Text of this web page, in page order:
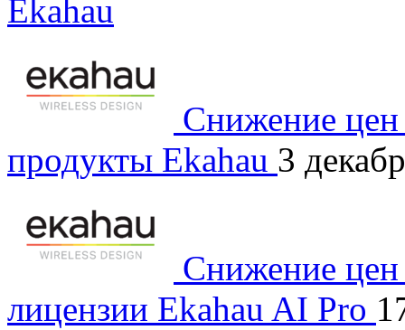
Ekahau
Снижение
продукты Ekahau 3
Снижение цен
лицензии Ekahau AI Pro